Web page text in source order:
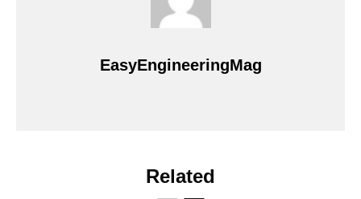
EasyEngineeringMag
Related